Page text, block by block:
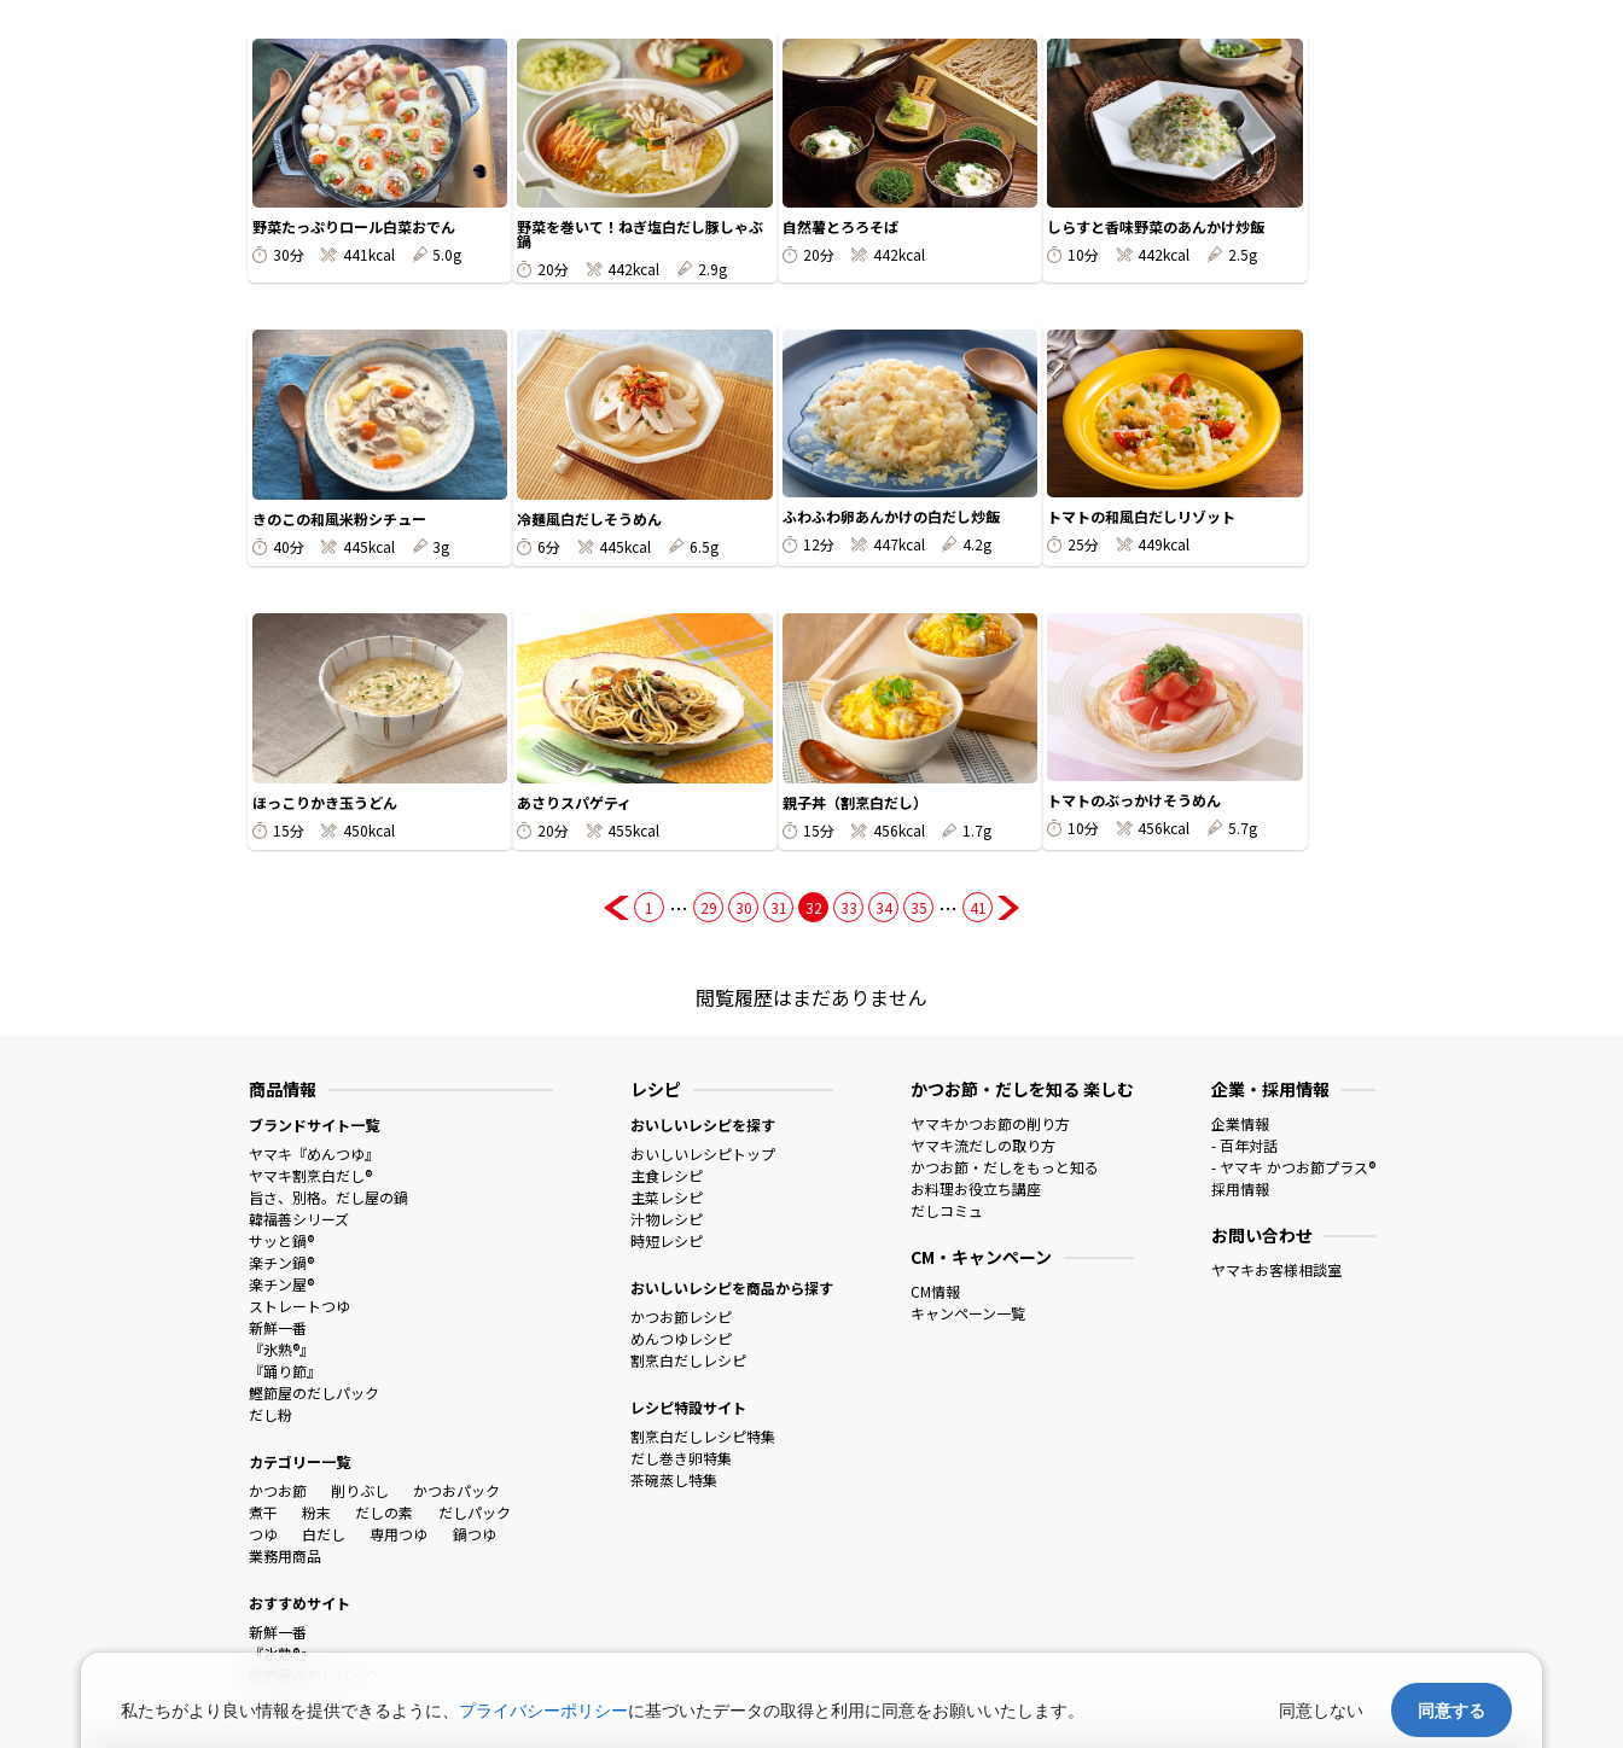
野菜たっぷりロール白菜おでん
30分
441kcal 5.0g
野菜を巻いて！ねぎ塩白だし豚しゃぶ
鍋
20分
442kcal 2.9g
自然薯とろろそば
20分
442kcal
しらすと香味野菜のあんかけ炒飯
10分
442kcal 2.5g
きのこの和風米粉シチュー
40分
445kcal 3g
冷麺風白だしそうめん
6分
445kcal 6.5g
ふわふわ卵あんかけの白だし炒飯
12分
447kcal 4.2g
トマトの和風白だしリゾット
25分
449kcal
ほっこりかき玉うどん
15分
450kcal
あさりスパゲティ
20分
455kcal
親子丼（割烹白だし）
15分
456kcal 1.7g
トマトのぶっかけそうめん
10分
456kcal 5.7g
1 … 29 30 31 32 33 34 35 … 41
閲覧履歴はまだありません
商品情報
ブランドサイト一覧
ヤマキ『めんつゆ』
ヤマキ割烹白だし®
旨さ、別格。だし屋の鍋
韓福善シリーズ
サッと鍋®
楽チン鍋®
楽チン屋®
ストレートつゆ
新鮮一番
『氷熟®』
『踊り節』
鰹節屋のだしパック
だし粉
カテゴリー一覧
かつお節
削りぶし
かつおパック
煮干
粉末 だしの素
だしパック
つゆ
白だし 専用つゆ
鍋つゆ
業務用商品
おすすめサイト
新鮮一番
『氷熟®』
レシピ
おいしいレシピを探す
おいしいレシピトップ
主食レシピ
主菜レシピ
汁物レシピ
時短レシピ
おいしいレシピを商品から探す
かつお節レシピ
めんつゆレシピ
割烹白だしレシピ
レシピ特設サイト
割烹白だしレシピ特集
だし巻き卵特集
茶碗蒸し特集
かつお節・だしを知る 楽しむ
ヤマキかつお節の削り方
ヤマキ流だしの取り方
かつお節・だしをもっと知る
お料理お役立ち講座
だしコミュ
CM・キャンペーン
CM情報
キャンペーン一覧
企業・採用情報
企業情報
- 百年対話
- ヤマキ かつお節プラス®
採用情報
お問い合わせ
ヤマキお客様相談室
私たちがより良い情報を提供できるように、 プライバシーポリシーに基づいたデータの取得と利用に同意をお願いいたします。 同意しない 同意する